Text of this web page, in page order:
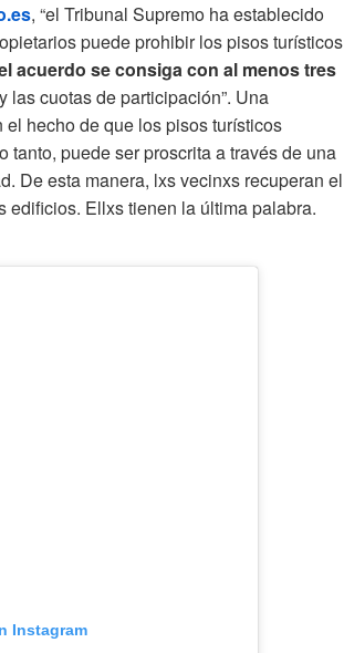
, “el Tribunal Supremo ha establecido
puede prohibir los pisos turísticos
acuerdo se consiga con al menos tres
y las cuotas de participación”. Una
hecho de que los pisos turísticos
tanto, puede ser proscrita a través de una
De esta manera, lxs vecinxs recuperan el
edificios. Ellxs tienen la última palabra.
Instagram